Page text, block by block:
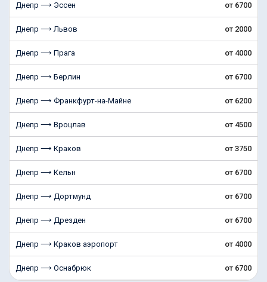
Днепр ⟶ Эссен от 6700
Днепр ⟶ Львов от 2000
Днепр ⟶ Прага от 4000
Днепр ⟶ Берлин от 6700
Днепр ⟶ Франкфурт-на-Майне от 6200
Днепр ⟶ Вроцлав от 4500
Днепр ⟶ Краков от 3750
Днепр ⟶ Кельн от 6700
Днепр ⟶ Дортмунд от 6700
Днепр ⟶ Дрезден от 6700
Днепр ⟶ Краков аэропорт от 4000
Днепр ⟶ Оснабрюк от 6700